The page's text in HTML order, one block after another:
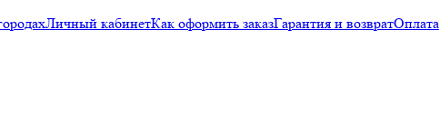
Личный кабинетКак оформить заказГарантия и возвратОплата